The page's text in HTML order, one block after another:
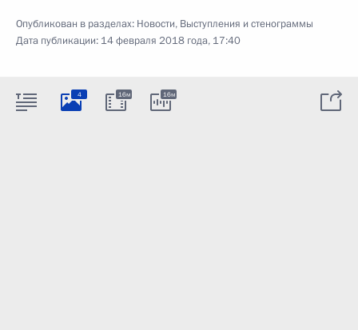
Опубликован в разделах: Новости, Выступления и стенограммы
Дата публикации: 14 февраля 2018 года, 17:40
4 16м 16м